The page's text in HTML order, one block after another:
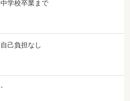
中学校卒業まで
自己負担なし
-